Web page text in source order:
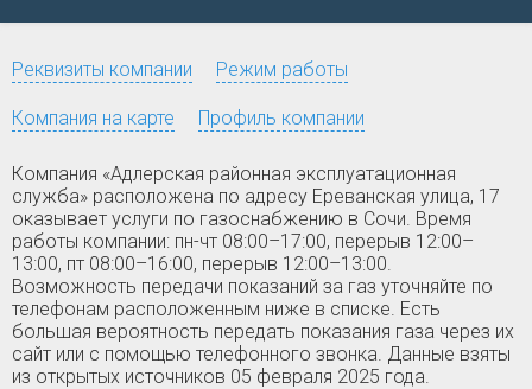
Реквизиты компании Режим работы
Компания на карте Профиль компании
Компания «Адлерская районная эксплуатационная
служба» расположена по адресу Ереванская улица, 17
оказывает услуги по газоснабжению в Сочи. Время
работы компании: пн-чт 08:00–17:00, перерыв 12:00–
13:00, пт 08:00–16:00, перерыв 12:00–13:00.
Возможность передачи показаний за газ уточняйте по
телефонам расположенным ниже в списке. Есть
большая вероятность передать показания газа через их
сайт или с помощью телефонного звонка. Данные взяты
из открытых источников 05 февраля 2025 года.